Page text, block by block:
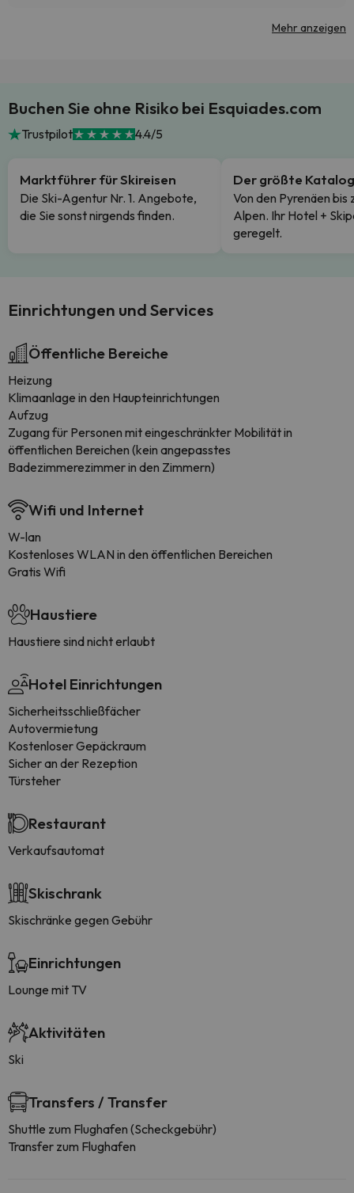
Mehr anzeigen
Buchen Sie ohne Risiko bei Esquiades.com
Trustpilot 4.4/5
Marktführer für Skireisen
Die Ski-Agentur Nr. 1. Angebote,
die Sie sonst nirgends finden.
Der größte Katalog
Von den Pyrenäen bis
Alpen. Ihr Hotel +
geregelt.
Einrichtungen und Services
Öffentliche Bereiche
Heizung
Klimaanlage in den Haupteinrichtungen
Aufzug
Zugang für Personen mit eingeschränkter Mobilität in
öffentlichen Bereichen (kein angepasstes
Badezimmerezimmer in den Zimmern)
Wifi und Internet
W-lan
Kostenloses WLAN in den öffentlichen Bereichen
Gratis Wifi
Haustiere
Haustiere sind nicht erlaubt
Hotel Einrichtungen
Sicherheitsschließfächer
Autovermietung
Kostenloser Gepäckraum
Sicher an der Rezeption
Türsteher
Restaurant
Verkaufsautomat
Skischrank
Skischränke gegen Gebühr
Einrichtungen
Lounge mit TV
Aktivitäten
Ski
Transfers / Transfer
Shuttle zum Flughafen (Scheckgebühr)
Transfer zum Flughafen